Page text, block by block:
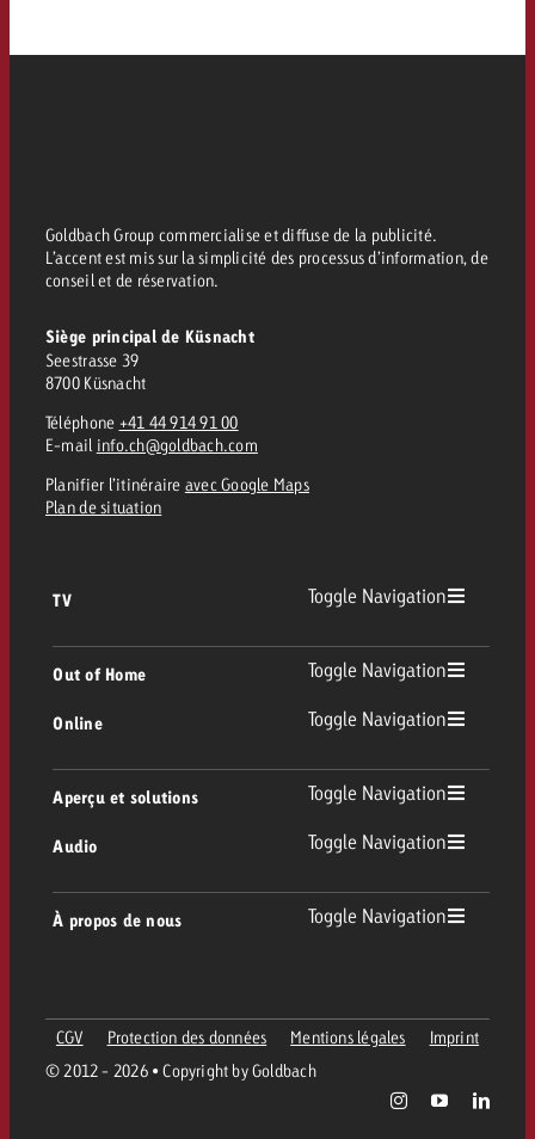
Goldbach Group commercialise et diffuse de la publicité.
L’accent est mis sur la simplicité des processus d’information, de
conseil et de réservation.
Siège principal de Küsnacht
Seestrasse 39
8700 Küsnacht
Téléphone +41 44 914 91 00
E-mail info.ch@goldbach.com
Planifier l’itinéraire avec Google Maps
Plan de situation
TV Toggle Navigation
Directives publicitaires TV
Out of Home Toggle Navigation
Out of Home
Affichage
Digital Out of Home
Contacter l’équipe Out of Home
Online Toggle Navigation
Livraison de supports publicitaires Online
Aperçu et solutions Toggle Navigation
Conseil & Crossmedia
Portfolio Goldbach
Formats publicitaires
Audio Toggle Navigation
Digital Audio
À propos de nous Toggle Navigation
Équipe
© 2012 - 2026 • Copyright by Goldbach
CGV Protection des données Mentions légales Imprint